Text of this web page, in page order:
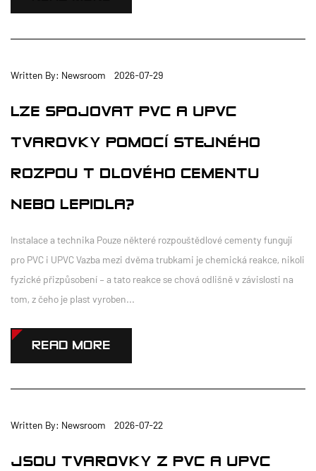
Written By: Newsroom 2026-07-29
LZE SPOJOVAT PVC A UPVC
TVAROVKY POMOCÍ STEJNÉHO
ROZPOUŠTĚDLOVÉHO CEMENTU
NEBO LEPIDLA?
Instalace a technika Pouze některé rozpouštědlové cementy fungují
pro PVC i UPVC Vazba mezi dvěma trubkami je chemická reakce, nikoli
fyzické přizpůsobení – a tato reakce se chová odlišně v závislosti na
tom, z čeho je plast vyroben...
READ MORE
Written By: Newsroom 2026-07-22
JSOU TVAROVKY Z PVC A UPVC